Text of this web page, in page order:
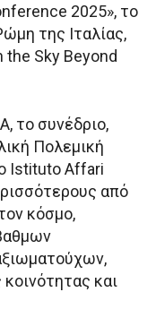
2025», το
της Ιταλίας,
the Sky Beyond
το συνέδριο,
Πολεμική
Istituto Affari
από
κόσμο,
και